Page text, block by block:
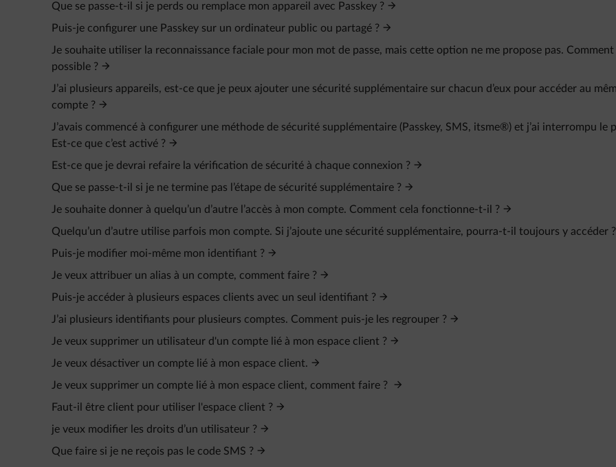
Que se passe-t-il si je perds ou remplace mon appareil avec Passkey ?
Puis-je configurer une Passkey sur un ordinateur public ou partagé ?
Je souhaite utiliser la reconnaissance faciale pour mon mot de passe, mais cette option ne me propose pas.
possible ?
J’ai plusieurs appareils, est-ce que je peux ajouter une sécurité supplémentaire sur chacun d’eux pour accéder au
compte ?
J’avais commencé à configurer une méthode de sécurité supplémentaire (Passkey, SMS, itsme®) et j’ai interrompu le
Est-ce que c’est activé ?
Est-ce que je devrai refaire la vérification de sécurité à chaque connexion ?
Que se passe-t-il si je ne termine pas l’étape de sécurité supplémentaire ?
Je souhaite donner à quelqu’un d’autre l’accès à mon compte. Comment cela fonctionne-t-il ?
Quelqu’un d’autre utilise parfois mon compte. Si j’ajoute une sécurité supplémentaire, pourra-t-il toujours y accéder ?
Puis-je modifier moi-même mon identifiant ?
Je veux attribuer un alias à un compte, comment faire ?
Puis-je accéder à plusieurs espaces clients avec un seul identifiant ?
J’ai plusieurs identifiants pour plusieurs comptes. Comment puis-je les regrouper ?
Je veux supprimer un utilisateur d'un compte lié à mon espace client ?
Je veux désactiver un compte lié à mon espace client.
Je veux supprimer un compte lié à mon espace client, comment faire ?
Faut-il être client pour utiliser l'espace client ?
je veux modifier les droits d’un utilisateur ?
Que faire si je ne reçois pas le code SMS ?